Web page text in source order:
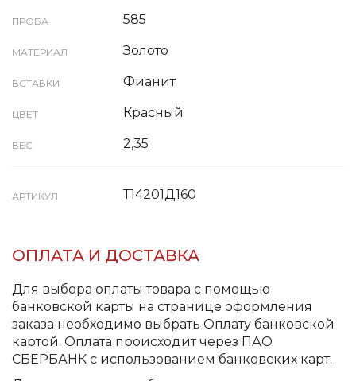
ПРОБА 585
МАТЕРИАЛ Золото
ВСТАВКИ Фианит
ЦВЕТ Красный
ВЕС 2,35
АРТИКУЛ Т14201Д160
ОПЛАТА И ДОСТАВКА
Для выбора оплаты товара с помощью
банковской карты на странице оформления
заказа необходимо выбрать Оплату банковской
картой. Оплата происходит через ПАО
СБЕРБАНК с использованием банковских карт.